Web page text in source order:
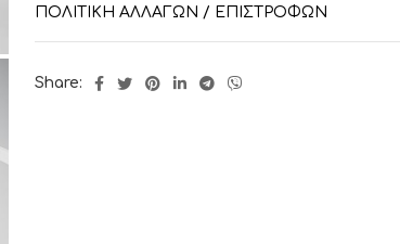
Περίμετρος μέσης 46-480cm
Περίμετρος κεφαλιού
ΠΟΛΙΤΙΚΉ ΑΛΛΑΓΏΝ / ΕΠΙΣΤΡΟΦΏΝ
Share: